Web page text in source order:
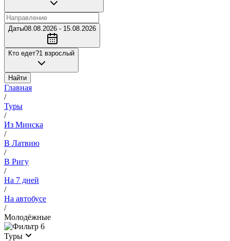
Даты08.08.2026 - 15.08.2026
Кто едет?1 взрослый
Найти
Главная
/
Туры
/
Из Минска
/
В Латвию
/
В Ригу
/
На 7 дней
/
На автобусе
/
Молодёжные
6
Туры